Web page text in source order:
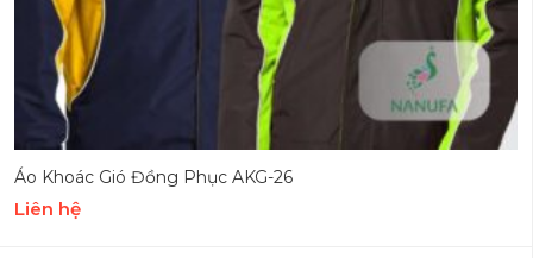
Áo Khoác Gió Đồng Phục AKG-26
Liên hệ